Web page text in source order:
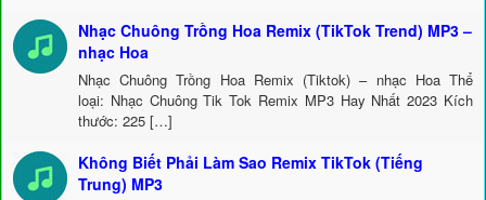
Nhạc Chuông Trồng Hoa Remix (TikTok Trend) MP3 –
nhạc Hoa
Nhạc Chuông Trồng Hoa Remix (Tiktok) – nhạc Hoa Thể
loại: Nhạc Chuông Tik Tok Remix MP3 Hay Nhất 2023 Kích
thước: 225 […]
Không Biết Phải Làm Sao Remix TikTok (Tiếng
Trung) MP3